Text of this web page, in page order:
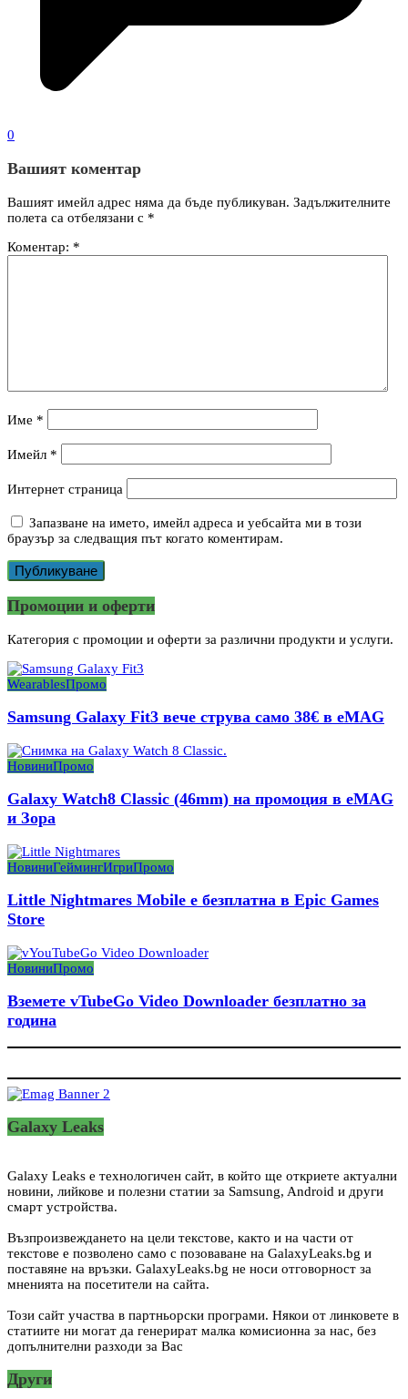
0
Вашият коментар
Вашият имейл адрес няма да бъде публикуван. Задължителните
полета са отбелязани с *
Коментар: *
Име *
Имейл *
Интернет страница
Запазване на името, имейл адреса и уебсайта ми в този
браузър за следващия път когато коментирам.
Промоции и оферти
Категория с промоции и оферти за различни продукти и услуги.
WearablesПромо
Samsung Galaxy Fit3 вече струва само 38€ в eMAG
НовиниПромо
Galaxy Watch8 Classic (46mm) на промоция в eMAG
и Зора
НовиниГеймингИгриПромо
Little Nightmares Mobile е безплатна в Epic Games
Store
НовиниПромо
Вземете vTubeGo Video Downloader безплатно за
година
Galaxy Leaks
Galaxy Leaks е технологичен сайт, в който ще откриете актуални
новини, лийкове и полезни статии за Samsung, Android и други
смарт устройства.
Възпроизвеждането на цели текстове, както и на части от
текстове е позволено само с позоваване на GalaxyLeaks.bg и
поставяне на връзки. GalaxyLeaks.bg не носи отговорност за
мненията на посетители на сайта.
Този сайт участва в партньорски програми. Някои от линковете в
статиите ни могат да генерират малка комисионна за нас, без
допълнителни разходи за Вас
Други